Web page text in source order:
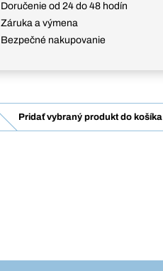
Doručenie od 24 do 48 hodín
Záruka a výmena
Bezpečné nakupovanie
Pridať vybraný produkt do košíka